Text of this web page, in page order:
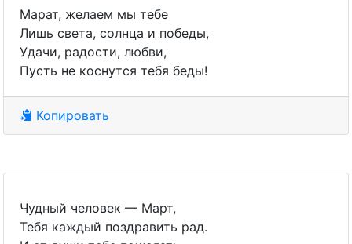
Марат, желаем мы тебе
Лишь света, солнца и победы,
Удачи, радости, любви,
Пусть не коснутся тебя беды!
Копировать
Чудный человек — Март,
Тебя каждый поздравить рад.